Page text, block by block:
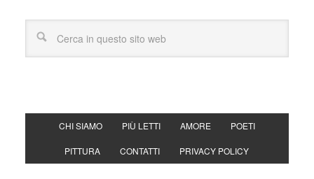
CHI SIAMO PIÙ LETTI AMORE POETI
PITTURA CONTATTI PRIVACY POLICY